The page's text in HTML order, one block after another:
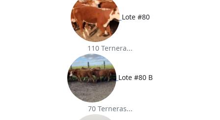
Lote #80
110 Ternera...
Lote #80 B
70 Terneras...